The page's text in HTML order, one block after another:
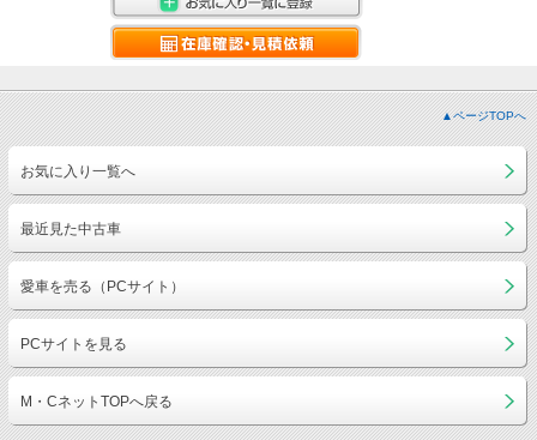
▲ページTOPへ
お気に入り一覧へ
最近見た中古車
愛車を売る（PCサイト）
PCサイトを見る
M・CネットTOPへ戻る